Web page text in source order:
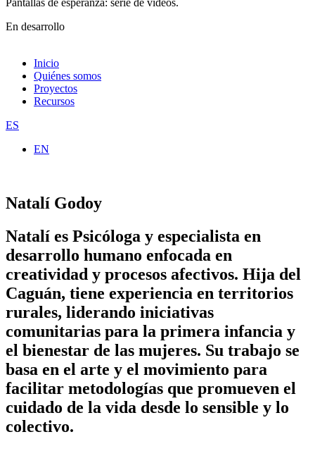
Pantallas de esperanza: serie de videos.
En desarrollo
Inicio
Quiénes somos
Proyectos
Recursos
ES
EN
Natalí Godoy
Natalí es Psicóloga y especialista en
desarrollo humano enfocada en
creatividad y procesos afectivos. Hija del
Caguán, tiene experiencia en territorios
rurales, liderando iniciativas
comunitarias para la primera infancia y
el bienestar de las mujeres. Su trabajo se
basa en el arte y el movimiento para
facilitar metodologías que promueven el
cuidado de la vida desde lo sensible y lo
colectivo.